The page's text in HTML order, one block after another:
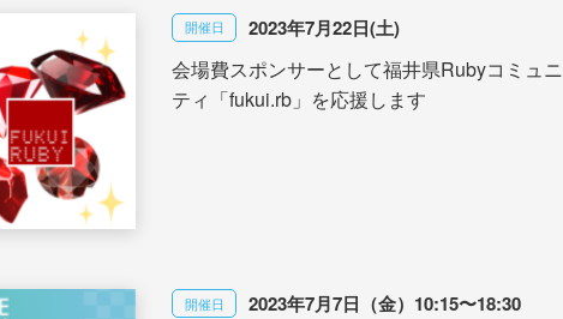
開催日 2023年7月22日(土)
会場費スポンサーとして福井県Rubyコミュニ
ティ「fukui.rb」を応援します
開催日 2023年7月7日（金）10:15〜18:30